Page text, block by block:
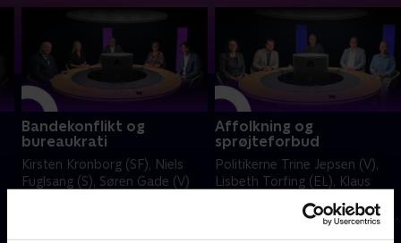
Bandekonflikt og
bureaukrati
Kirsten Kronborg (SF), Niels
Fuglsang (S), Søren Gade (V)
2. juni 2026 • 47 min
Affolkning og
sprøjteforbud
Politikerne Trine Jepsen (V),
Lisbeth Torfing (EL), Klaus
(DF) debatterer affolkning og
19. maj 2026 • 56 min